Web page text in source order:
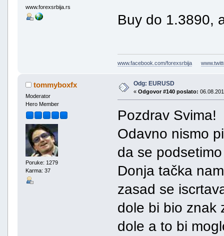
www.forexsrbija.rs
Buy do 1.3890,
www.facebook.com/forexsrbija
tommyboxfx
Moderator
Hero Member
Poruke: 1279
Karma: 37
Odg: EURUSD
« Odgovor #140 poslato:
Pozdrav Svima!
Odavno nismo
da se
Donja tačka
zasad se
dole bi bio znak
dole a to bi